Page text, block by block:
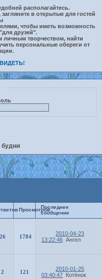
располагайтесь.
в открытые для гостей
чтобы иметь возможность
друзей".
личным творчеством, найти
персональные обереги от
ПросмотровПоследнее
сообщение
26 1784
2010-04-23
13:22:46 Ангел
2 121
2010-01-25
03:40:47
Котёнок